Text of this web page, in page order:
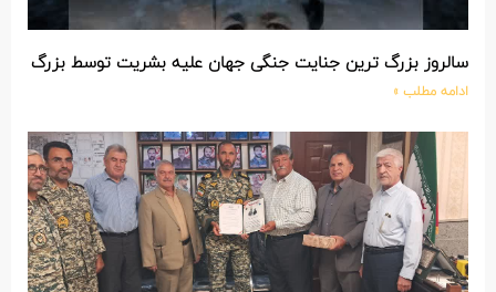
سالروز بزرگ ترین جنایت جنگی جهان علیه بشریت توسط بزرگ
ادامه مطلب »